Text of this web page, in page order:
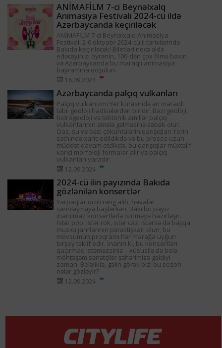
ANİMAFİLM 7-ci Beynəlxalq
Animasiya Festivalı 2024-cü ildə
Azərbaycanda keçiriləcək
ANİMAFİLM 7-ci Beynəlxalq Animasiya
Festivalı 2-6 oktyabr 2024-cü il tarixlərində
Bakıda keçiriləcək! Biletləri necə əldə
edəcəyinizi öyrənin, 100-dən çox filmə baxın
və Azərbaycanda bu maraqlı animasiya
bayramına qoşulun.
18.09.2024
Azərbaycanda palçıq vulkanları
Palçıq vulkanizmi Yer kürəsində ən maraqlı
təbii geoloji hadisələrdən biridir. Bəzi geoloji,
hidrogeoloji və tektonik amillər palçıq
vulkanlarının əmələ gəlməsinə səbəb olur.
Qaz, su və bəzi çöküntülərin qarışıqları Yerin
səthində xaric edildikdə və bu proses uzun
müddət davam etdikdə, bu qarışıqlar müxtəlif
xarici morfoloji formalar alır və palçıq
vulkanları yaradır.
12.09.2024
2024-cü ilin payızında Bakıda
gözlənilən konsertlər
Yarpaqlar qızılı rəng alıb, havalar
sərinləşməyə başlarkən, Bakı bu payız
inanılmaz konsertlərlə isinməyə hazırlaşır.
İstər pop, istər rok, istər caz, istərsə də başqa
musiqi janrlarının pərəstişkarı olun, bu
mövsümün proqramı hər marağa uyğun
birşey təklif edir. İnanın ki, bu konsertləri
qaçırmaq istəməzsiniz—xüsusilə də belə
möhtəşəm sənətçilər şəhərimizə gəldiyi
zaman. Beləliklə, gəlin görək bizi bu sezon
nələr gözləyir?
12.09.2024